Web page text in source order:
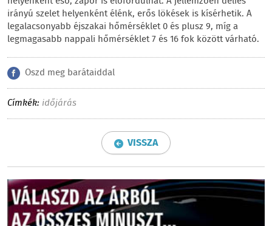
irányú szelet helyenként élénk, erős lökések is kísérhetik. A
legalacsonyabb éjszakai hőmérséklet 0 és plusz 9, míg a
legmagasabb nappali hőmérséklet 7 és 16 fok között várható.
Oszd meg barátaiddal
Címkék: időjárás
VISSZA